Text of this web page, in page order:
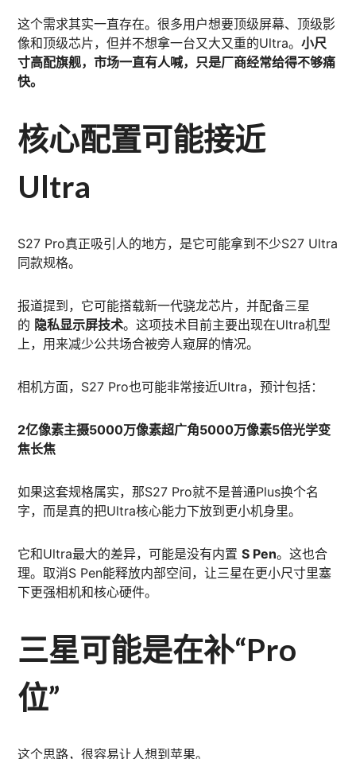
这个需求其实一直存在。很多用户想要顶级屏幕、顶级影
像和顶级芯片，但并不想拿一台又大又重的Ultra。小尺
寸高配旗舰，市场一直有人喊，只是厂商经常给得不够痛
快。
核心配置可能接近
Ultra
S27 Pro真正吸引人的地方，是它可能拿到不少S27 Ultra
同款规格。
报道提到，它可能搭载新一代骁龙芯片，并配备三星
的 隐私显示屏技术。这项技术目前主要出现在Ultra机型
上，用来减少公共场合被旁人窥屏的情况。
相机方面，S27 Pro也可能非常接近Ultra，预计包括：
2亿像素主摄5000万像素超广角5000万像素5倍光学变
焦长焦
如果这套规格属实，那S27 Pro就不是普通Plus换个名
字，而是真的把Ultra核心能力下放到更小机身里。
它和Ultra最大的差异，可能是没有内置S Pen。这也合
理。取消S Pen能释放内部空间，让三星在更小尺寸里塞
下更强相机和核心硬件。
三星可能是在补“Pro
位”
这个思路，很容易让人想到苹果。